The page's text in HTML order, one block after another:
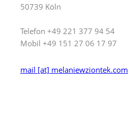
50739 Köln
Telefon +49 221 377 94 54
Mobil +49 151 27 06 17 97
mail [at] melaniewziontek.com